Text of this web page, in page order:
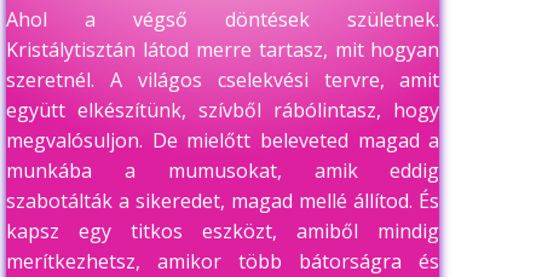
Ahol a végső döntések születnek.
Kristálytisztán látod merre tartasz, mit hogyan
szeretnél. A világos cselekvési tervre, amit
együtt elkészítünk, szívből rábólintasz, hogy
megvalósuljon. De mielőtt beleveted magad a
munkába a mumusokat, amik eddig
szabotálták a sikeredet, magad mellé állítod. És
kapsz egy titkos eszközt, amiből mindig
merítkezhetsz, amikor több bátorságra és